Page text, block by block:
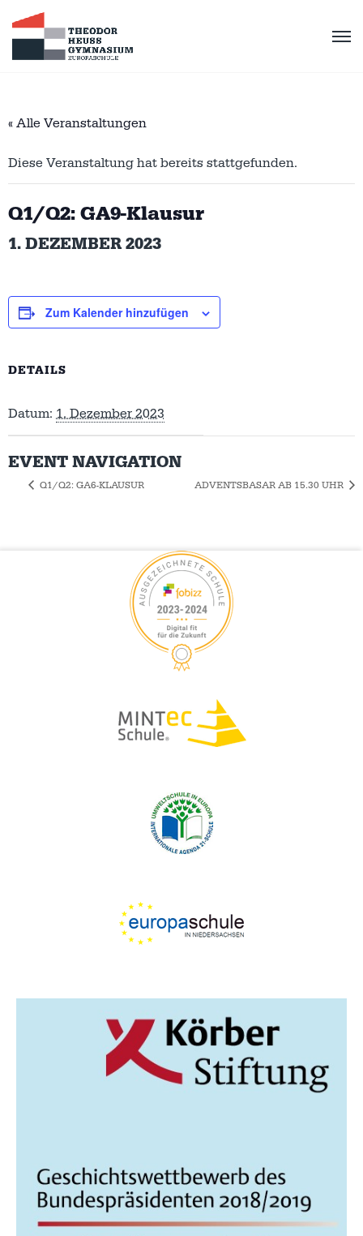
« Alle Veranstaltungen
Diese Veranstaltung hat bereits stattgefunden.
Q1/Q2: GA9-Klausur
1. DEZEMBER 2023
Zum Kalender hinzufügen
DETAILS
Datum: 1. Dezember 2023
EVENT NAVIGATION
Q1/Q2: GA6-KLAUSUR ADVENTSBASAR AB 15.30 UHR